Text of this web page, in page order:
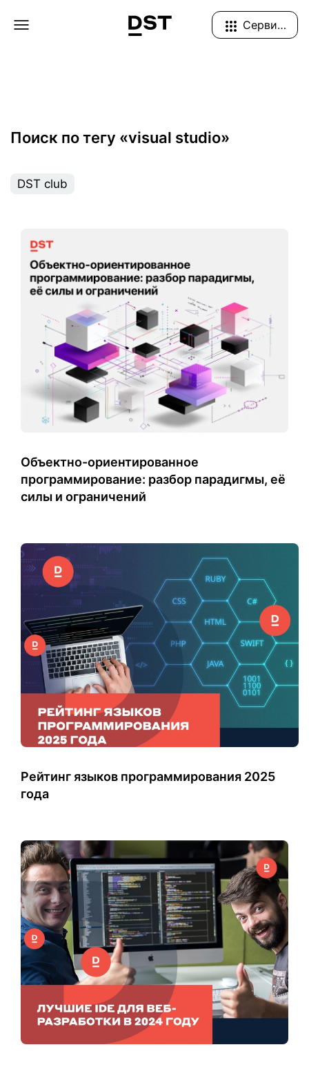
Navigation Menu Сервисы
Поиск по тегу «visual studio»
DST club
Объектно-ориентированное
программирование: разбор парадигмы, её
силы и ограничений
Рейтинг языков программирования 2025
года